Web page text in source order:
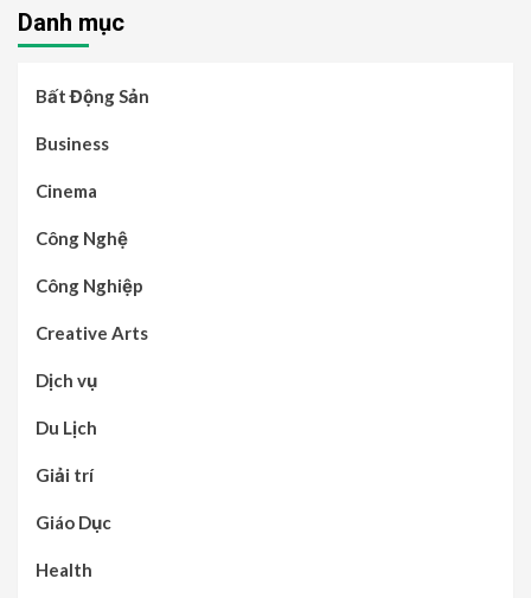
Danh mục
Bất Động Sản
Business
Cinema
Công Nghệ
Công Nghiệp
Creative Arts
Dịch vụ
Du Lịch
Giải trí
Giáo Dục
Health